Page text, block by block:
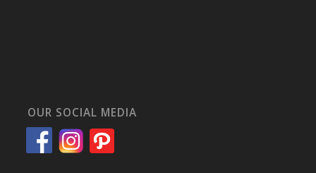
OUR SOCIAL MEDIA